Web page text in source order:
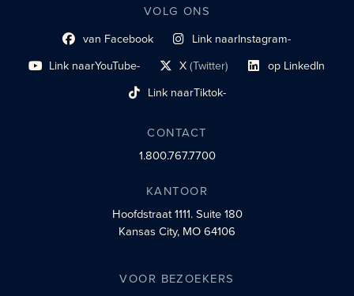
VOLG ONS
Link naar sociaal profiel
van Facebook Link naarInstagram-
sociaal profiel
Link naarYouTube-
sociaal profiel X(Twitter)
sociaal profiellink Link naar sociaal
op LinkedIn
Link naarTiktok-
sociaalprofiel
CONTACT
1.800.767.7700
KANTOOR
Hoofdstraat 1111.Suite 180
Kansas City, MO 64106
VOOR BEZOEKERS